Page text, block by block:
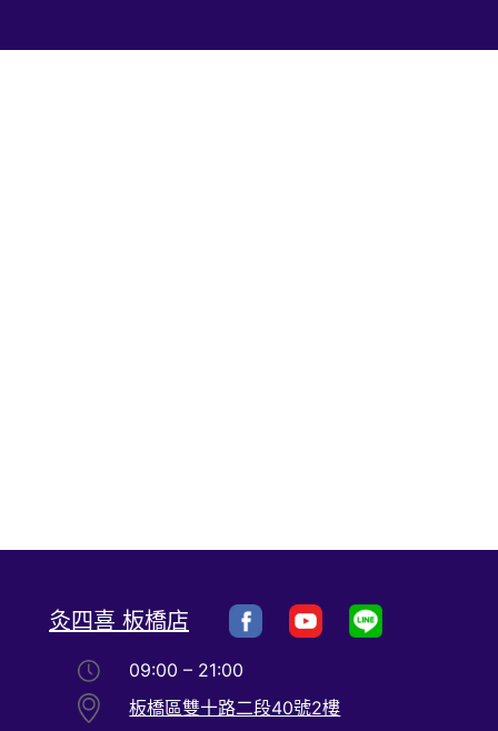
灸四喜 板橋店
09:00 – 21:00
板橋區雙十路二段40號2樓